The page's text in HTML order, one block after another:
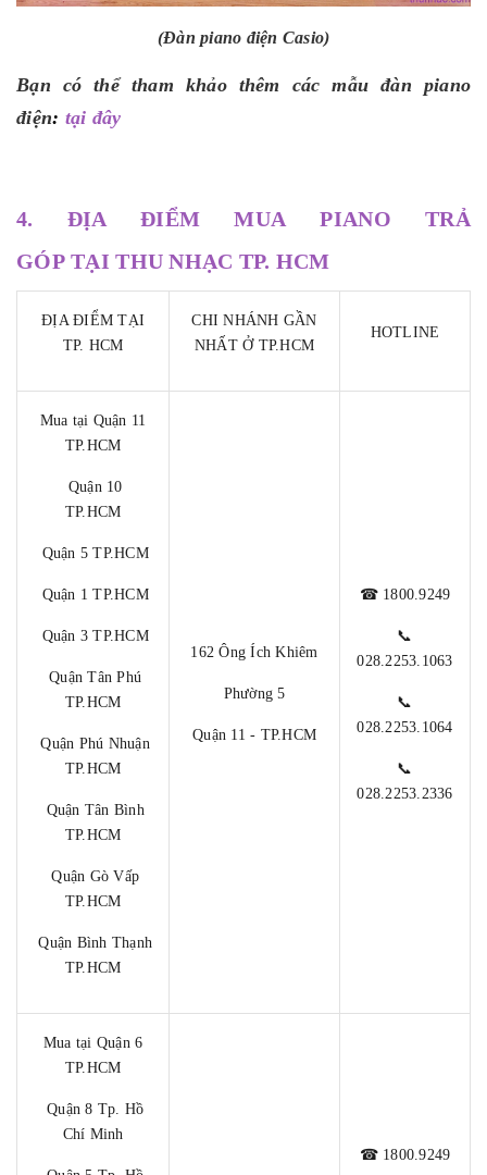
(Đàn piano điện Casio)
Bạn có thể tham khảo thêm các mẫu đàn piano
điện: tại đây
4. ĐỊA ĐIỂM MUA PIANO TRẢ
GÓP TẠI THU NHẠC TP. HCM
ĐỊA ĐIỂM TẠI
TP. HCM
CHI NHÁNH GẦN
NHẤT Ở TP.HCM
HOTLINE
Mua tại Quận 11
TP.HCM
Quận 10
TP.HCM
Quận 5 TP.HCM
Quận 1 TP.HCM
Quận 3 TP.HCM
Quận Tân Phú
TP.HCM
Quận Phú Nhuận
TP.HCM
Quận Tân Bình
TP.HCM
Quận Gò Vấp
TP.HCM
Quận Bình Thạnh
TP.HCM
162 Ông Ích Khiêm
Phường 5
Quận 11 - TP.HCM
☎ 1800.9249
📞
028.2253.1063
📞
028.2253.1064
📞
028.2253.2336
Mua tại Quận 6
TP.HCM
Quận 8 Tp. Hồ
Chí Minh
☎ 1800.9249